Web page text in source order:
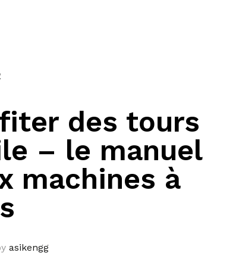
des tours
– le manuel
machines à
asikengg